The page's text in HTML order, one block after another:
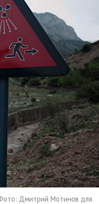
Дмитрий Мотинов для